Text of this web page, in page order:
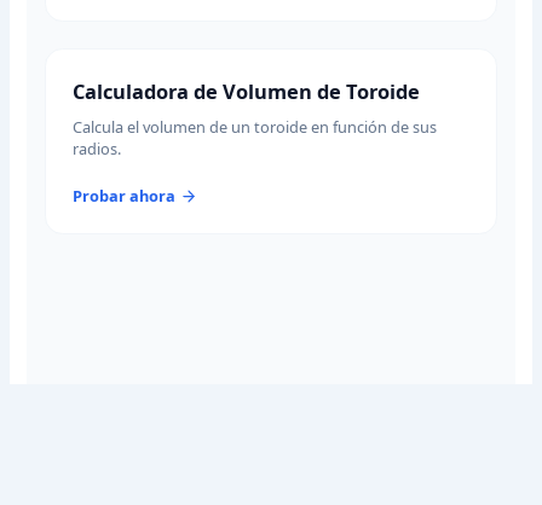
Calculadora de Volumen de Toroide
Calcula el volumen de un toroide en función de sus
radios.
Probar ahora